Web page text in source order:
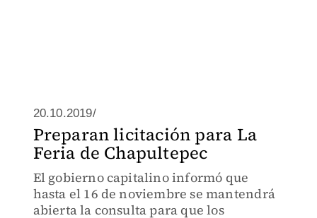
20.10.2019/
Preparan licitación para La
Feria de Chapultepec
El gobierno capitalino informó que
hasta el 16 de noviembre se mantendrá
abierta la consulta para que los